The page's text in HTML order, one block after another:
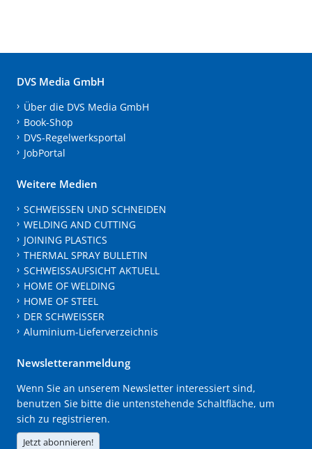
DVS Media GmbH
Über die DVS Media GmbH
Book-Shop
DVS-Regelwerksportal
JobPortal
Weitere Medien
SCHWEISSEN UND SCHNEIDEN
WELDING AND CUTTING
JOINING PLASTICS
THERMAL SPRAY BULLETIN
SCHWEISSAUFSICHT AKTUELL
HOME OF WELDING
HOME OF STEEL
DER SCHWEISSER
Aluminium-Lieferverzeichnis
Newsletteranmeldung
Wenn Sie an unserem Newsletter interessiert sind,
benutzen Sie bitte die untenstehende Schaltfläche, um
sich zu registrieren.
Jetzt abonnieren!